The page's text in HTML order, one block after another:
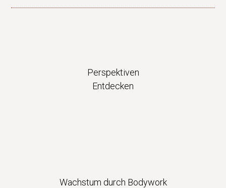
Perspektiven
Entdecken
Wachstum durch Bodywork